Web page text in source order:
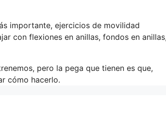
importante, ejercicios de movilidad
con flexiones en anillas, fondos en
pero la pega que tienen es que,
cómo hacerlo.